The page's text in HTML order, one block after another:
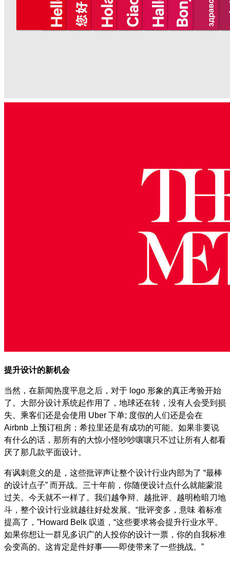
提升设计的新机会
当然，在新闻热度平息之后，对于 logo 形象的真正考验开始
了。大部分设计系统起作用了，地球还在转，没有人会受到损
失。乘客们还是会使用 Uber 下单; 度假的人们还是会在
Airbnb
上预订租房；希拉里还是有成功的可能。如果非要说
有什么的话，那所有的大惊小怪吵吵嚷嚷只不过让所有人都看
厌了那几款平面设计。
有讽刺意义的是，这些批评声让整个设计行业内部为了 “最棒
的设计点子” 而开战。三十年前，你随便设计点什么就能蒙混
过关。今天就不一样了。我们越争辩、越批评、越明枪暗刀地
斗，整个设计行业就越往好处发展。 “批评变多，意味 着标准
提高了， ”Howard Belk 叹道， “这些要求将会提升行业水平。
如果你想让一群见多识广的人投你的设计一票，你的自我标准
会变高的。这肯定是件好事——即使带来了一些挑战。 ”